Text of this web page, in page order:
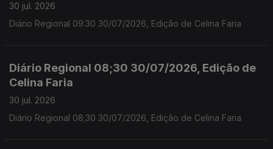
30 jul. 2026
Diário Regional 09:30 30/07/2026, Edição de Celina Faria
Diário Regional 08;30 30/07/2026, Edição de
Celina Faria
30 jul. 2026
Diário Regional 08;30 30/07/2026, Edição de Celina Faria